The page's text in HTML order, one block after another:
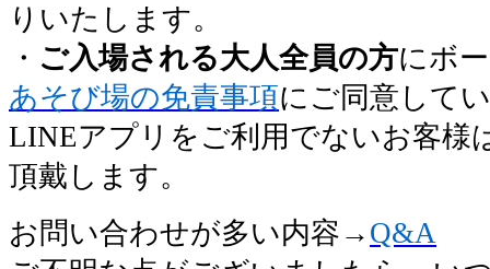
りいたします。
・ ご入場される大人全員の方にボ
あそび場の免責事項にご同意して
LINEアプリをご利用でないお客様
頂戴します。
お問い合わせが多い内容→ Q&A